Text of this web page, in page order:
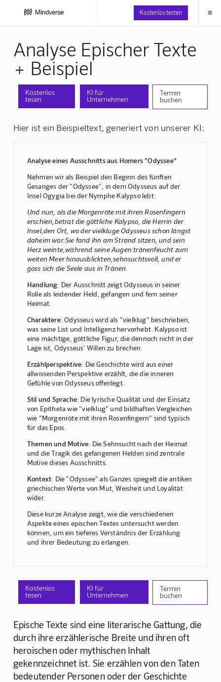
Kostenlos testen ≡
Analyse Epischer Texte
+ Beispiel
Kostenlos
tesen
KI für
Unternehmen
Termin
buchen
Hier ist ein Beispieltext, generiert von unserer KI:
Analyse eines Ausschnitts aus Homers "Odyssee"
Nehmen wir als Beispiel den Beginn des fünften
Gesanges der "Odyssee", in dem Odysseus auf der
Insel Ogygia bei der Nymphe Kalypso lebt:
Und nun, als die Morgenröte mit ihren Rosenfingern
erschien,betrat die göttliche Kalypso, die Herrin der
Insel,den Ort, wo der vielkluge Odysseus schon längst
daheim war.Sie fand ihn am Strand sitzen, und sein
Herz weinte,während seine Augen tränenfeucht zum
weiten Meer hinausblickten,sehnsuchtsvoll, und er
goss sich die Seele aus in Tränen.
Handlung: Der Ausschnitt zeigt Odysseus in seiner
Rolle als leidender Held, gefangen und fern seiner
Heimat.
Charaktere: Odysseus wird als "vielklug" beschrieben,
was seine List und Intelligenz hervorhebt. Kalypso ist
eine mächtige, göttliche Figur, die dennoch nicht in der
Lage ist, Odysseus' Willen zu brechen.
Erzählperspektive: Die Geschichte wird aus einer
allwissenden Perspektive erzählt, die die inneren
Gefühle von Odysseus offenlegt.
Stil und Sprache: Die lyrische Qualität und der Einsatz
von Epitheta wie "vielklug" und bildhaften Vergleichen
wie "Morgenröte mit ihren Rosenfingern" sind typisch
für das Epos.
Themen und Motive: Die Sehnsucht nach der Heimat
und die Tragik des gefangenen Helden sind zentrale
Motive dieses Ausschnitts.
Kontext: Die "Odyssee" als Ganzes spiegelt die antiken
griechischen Werte von Mut, Weisheit und Loyalität
wider.
Diese kurze Analyse zeigt, wie die verschiedenen
Aspekte eines epischen Textes untersucht werden
können, um ein tieferes Verständnis der Erzählung
und ihrer Bedeutung zu erlangen.
Kostenlos
tesen
KI für
Unternehmen
Termin
buchen
Epische Texte sind eine literarische Gattung, die
durch ihre erzählerische Breite und ihren oft
heroischen oder mythischen Inhalt
gekennzeichnet ist. Sie erzählen von den Taten
bedeutender Personen oder der Geschichte